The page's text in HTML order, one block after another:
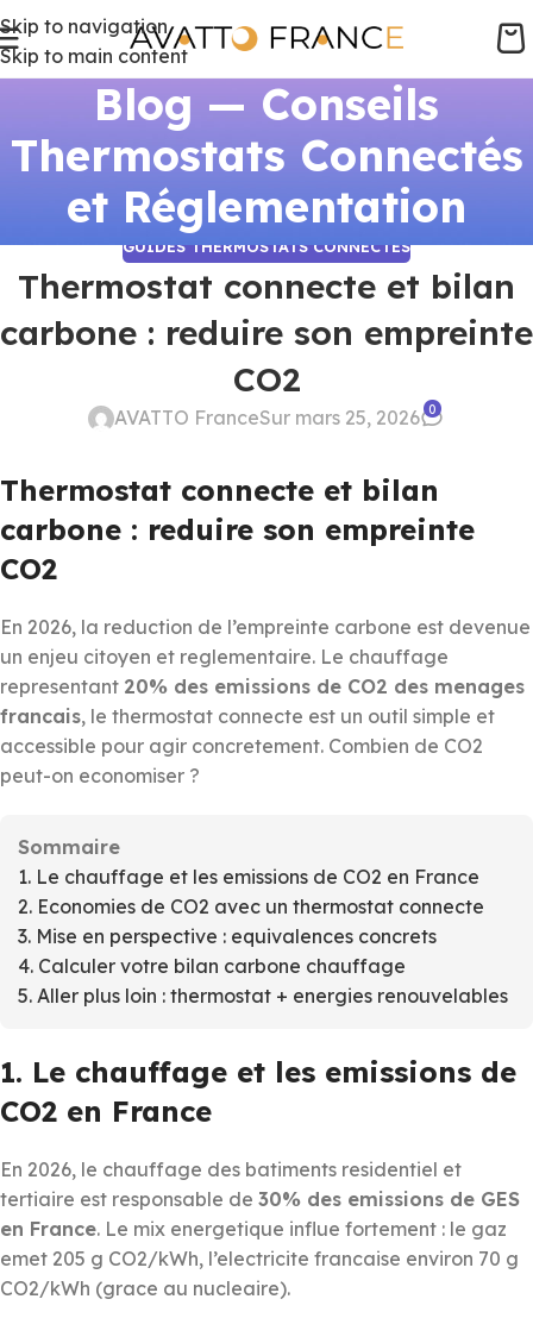
Skip to navigation
Skip to main content
Blog — Conseils
Thermostats Connectés
et Réglementation
GUIDES THERMOSTATS CONNECTÉS
Thermostat connecte et bilan
carbone : reduire son empreinte
CO2
AVATTO FranceSur mars 25, 2026 0
Thermostat connecte et bilan
carbone : reduire son empreinte
CO2
En 2026, la reduction de l’empreinte carbone est devenue
un enjeu citoyen et reglementaire. Le chauffage
representant 20% des emissions de CO2 des menages
francais, le thermostat connecte est un outil simple et
accessible pour agir concretement. Combien de CO2
peut-on economiser ?
Sommaire
1. Le chauffage et les emissions de CO2 en France
2. Economies de CO2 avec un thermostat connecte
3. Mise en perspective : equivalences concrets
4. Calculer votre bilan carbone chauffage
5. Aller plus loin : thermostat + energies renouvelables
1. Le chauffage et les emissions de
CO2 en France
En 2026, le chauffage des batiments residentiel et
tertiaire est responsable de 30% des emissions de GES
en France. Le mix energetique influe fortement : le gaz
emet 205 g CO2/kWh, l’electricite francaise environ 70 g
CO2/kWh (grace au nucleaire).